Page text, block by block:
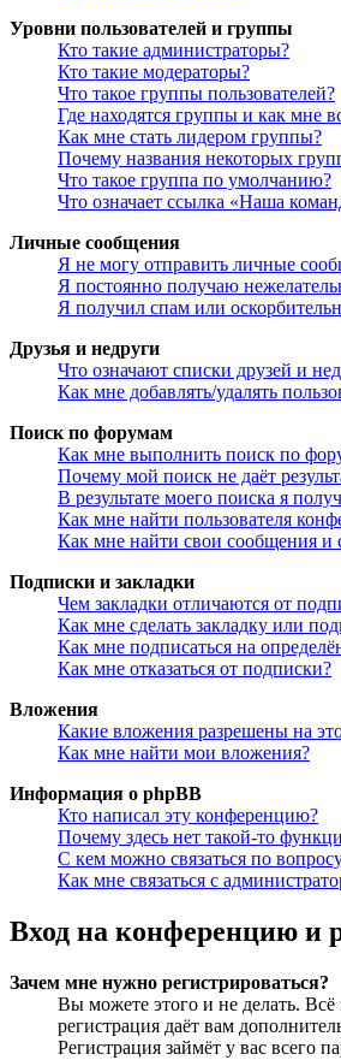
Уровни пользователей и группы
Кто такие администраторы?
Кто такие модераторы?
Что такое группы пользователей?
Где находятся группы и как мне
Как мне стать лидером группы?
Почему названия некоторых
Что такое группа по умолчанию?
Что означает ссылка «Наша
Личные сообщения
Я не могу отправить личные
Я постоянно получаю
Я получил спам или
Друзья и недруги
Что означают списки друзей и
Как мне добавлять/удалять
Поиск по форумам
Как мне выполнить поиск по
Почему мой поиск не даёт
В результате моего поиска я
Как мне найти пользователя
Как мне найти свои сообщения и
Подписки и закладки
Чем закладки отличаются от
Как мне сделать закладку или
Как мне подписаться на
Как мне отказаться от подписки?
Вложения
Какие вложения разрешены на
Как мне найти мои вложения?
Информация о phpBB
Кто написал эту конференцию?
Почему здесь нет такой-то
С кем можно связаться по
Как мне связаться с
Вход на конференцию и
Зачем мне нужно регистрироваться?
Вы можете этого и не делать.
регистрация даёт вам
Регистрация займёт у вас всего